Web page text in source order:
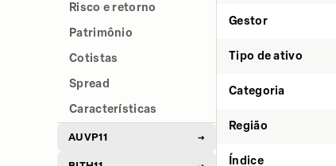
Risco e retorno
Patrimônio
Cotistas
Spread
Características
AUVP11 →
Gestor
Tipo de ativo
Categoria
Região
Índice